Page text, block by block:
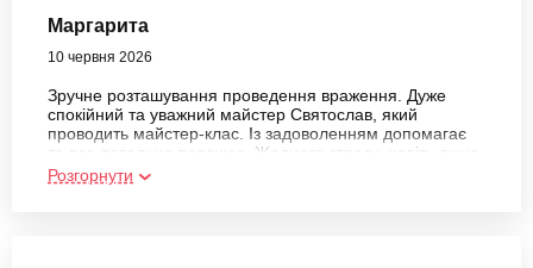
Маргарита
10 червня 2026
Зручне розташування проведення враження. Дуже
спокійний та уважний майстер Святослав, який
проводить майстер-клас. Із задоволенням допомагає
та все детально пояснює. Жодного стресу, навіть якщо
ніколи раніше скульптуру або гончарні вироби не
робили. В цілому дуже медитативне заняття. Приємний
Розгорнути